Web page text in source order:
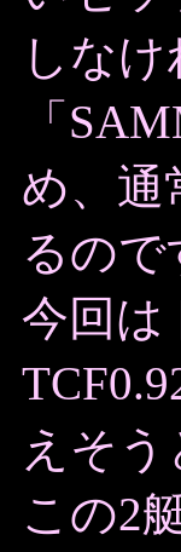
しな
「
め、通
るので
今回は
えそ
この2